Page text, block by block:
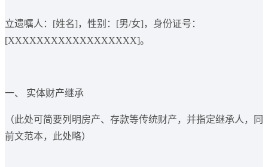
立遗嘱人：[姓名]，性别：[男/女]，身份证号：
[XXXXXXXXXXXXXXXXXX]。
一、 实体财产继承
（此处可简要列明房产、存款等传统财产，并指定继承人，同
前文范本，此处略）